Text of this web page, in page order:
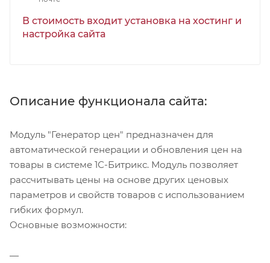
В стоимость входит установка на хостинг и
настройка сайта
Описание функционала сайта:
Модуль "Генератор цен" предназначен для
автоматической генерации и обновления цен на
товары в системе 1С-Битрикс. Модуль позволяет
рассчитывать цены на основе других ценовых
параметров и свойств товаров с использованием
гибких формул.
Основные возможности: